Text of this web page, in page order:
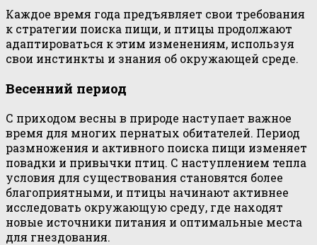
Каждое время года предъявляет свои требования
к стратегии поиска пищи, и птицы продолжают
адаптироваться к этим изменениям, используя
свои инстинкты и знания об окружающей среде.
Весенний период
С приходом весны в природе наступает важное
время для многих пернатых обитателей. Период
размножения и активного поиска пищи изменяет
повадки и привычки птиц. С наступлением тепла
условия для существования становятся более
благоприятными, и птицы начинают активнее
исследовать окружающую среду, где находят
новые источники питания и оптимальные места
для гнездования.